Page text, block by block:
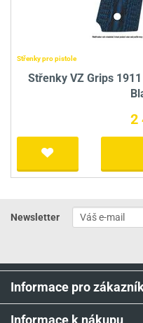
Střenky pro pistole
Střenky VZ Grips
2
Newsletter
Informace pro